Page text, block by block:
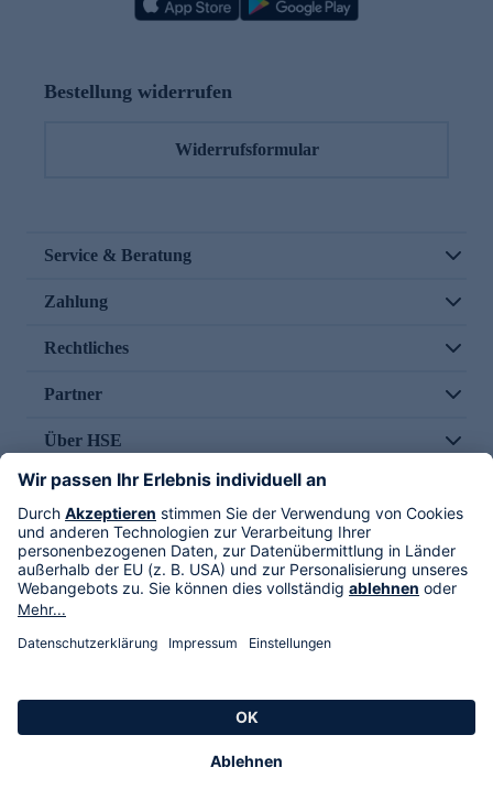
Bestellung widerrufen
Widerrufsformular
Service & Beratung
Zahlung
Rechtliches
Partner
Über HSE
Im TV
HSE International